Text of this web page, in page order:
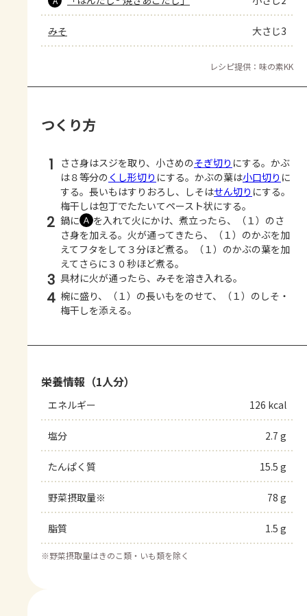
みそ 大さじ3
レシピ提供：味の素KK
つくり方
1 ささ身はスジを取り、小さめのそぎ切り にする。かぶ
は８等分の くし形切り にする。かぶの葉は小口切り に
する。長いもはすりおろし、しそはせん切り にする。
梅干しは包丁でたたいてペースト状にする。
2 鍋に Ａ を入れて火にかけ、煮立ったら、（１）のさ
さ身を加える。火が通ってきたら、（１）のかぶを加
えてフタをして３分ほど煮る。（１）のかぶの葉を加
えてさらに３０秒ほど煮る。
3 具材に火が通ったら、みそを溶き入れる。
4 椀に盛り、（１）の長いもをのせて、（１）のしそ・
梅干しを添える。
栄養情報（1人分）
エネルギー 126 kcal
塩分 2.7 g
たんぱく質 15.5 g
野菜摂取量※ 78 g
脂質 1.5 g
※野菜摂取量はきのこ類・いも類を除く